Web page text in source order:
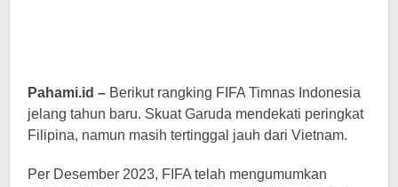
Pahami.id – Berikut rangking FIFA Timnas Indonesia
jelang tahun baru. Skuat Garuda mendekati peringkat
Filipina, namun masih tertinggal jauh dari Vietnam.
Per Desember 2023, FIFA telah mengumumkan